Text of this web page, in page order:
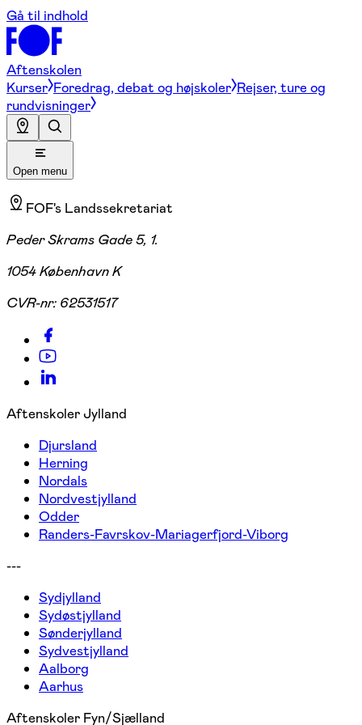
Gå til indhold
Aftenskolen
Kurser Foredrag, debat og højskoler Rejser, ture og
rundvisninger
Open menu
FOF's Landssekretariat
Peder Skrams Gade 5, 1.
1054 København K
CVR-nr: 62531517
Aftenskoler Jylland
Djursland
Herning
Nordals
Nordvestjylland
Odder
Randers-Favrskov-Mariagerfjord-Viborg
---
Sydjylland
Sydøstjylland
Sønderjylland
Sydvestjylland
Aalborg
Aarhus
Aftenskoler Fyn/Sjælland